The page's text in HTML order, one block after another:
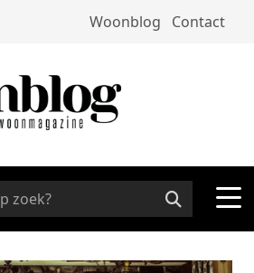
Woonblog Contact